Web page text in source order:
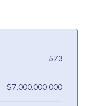
573
$7,000,000,000